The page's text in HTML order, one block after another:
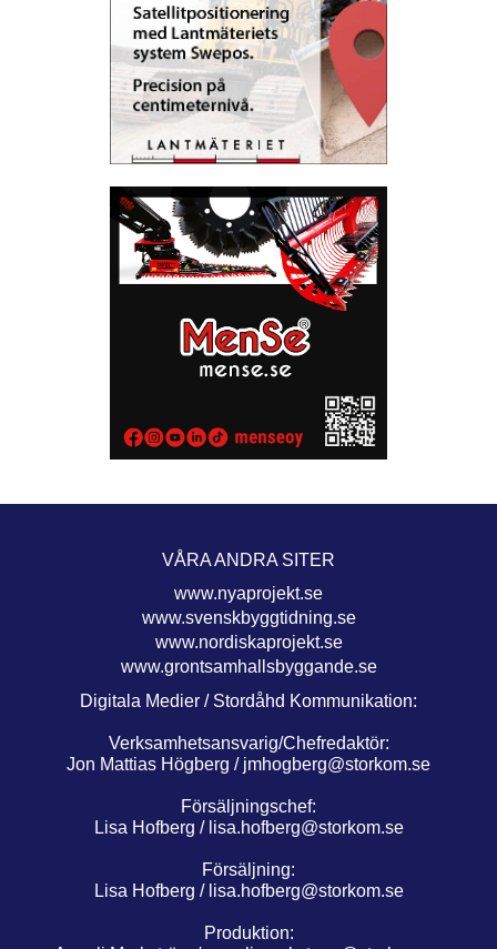
VÅRA ANDRA SITER
www.nyaprojekt.se
www.svenskbyggtidning.se
www.nordiskaprojekt.se
www.grontsamhallsbyggande.se
Digitala Medier / Stordåhd Kommunikation:
Verksamhetsansvarig/Chefredaktör:
Jon Mattias Högberg / jmhogberg@storkom.se
Försäljningschef:
Lisa Hofberg / lisa.hofberg@storkom.se
Försäljning:
Lisa Hofberg / lisa.hofberg@storkom.se
Produktion: